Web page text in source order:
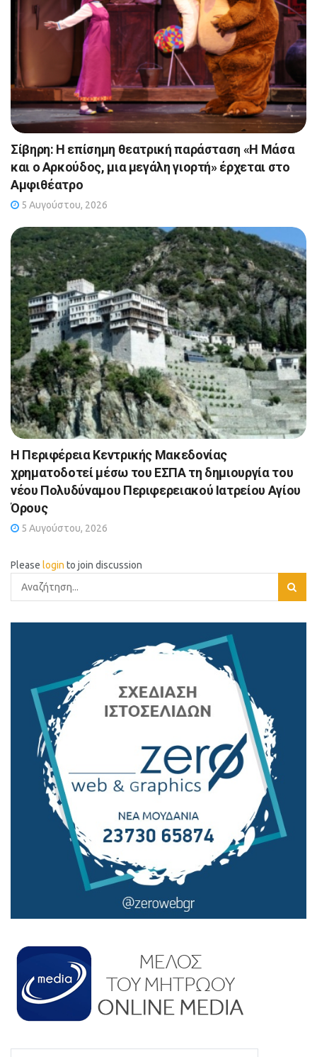
Σίβηρη: Η επίσημη θεατρική παράσταση «Η Μάσα
και ο Αρκούδος, μια μεγάλη γιορτή» έρχεται στο
Αμφιθέατρο
5 Αυγούστου, 2026
Η Περιφέρεια Κεντρικής Μακεδονίας
χρηματοδοτεί μέσω του ΕΣΠΑ τη δημιουργία του
νέου Πολυδύναμου Περιφερειακού Ιατρείου Αγίου
Όρους
5 Αυγούστου, 2026
Please login to join discussion